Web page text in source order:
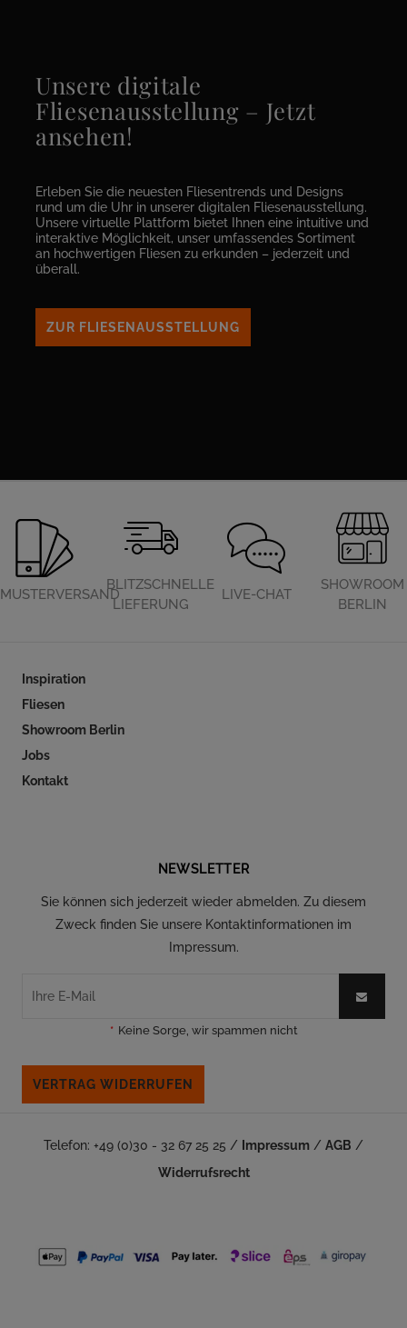
Unsere digitale
Fliesenausstellung – Jetzt
ansehen!
Erleben Sie die neuesten Fliesentrends und Designs
rund um die Uhr in unserer digitalen Fliesenausstellung.
Unsere virtuelle Plattform bietet Ihnen eine intuitive und
interaktive Möglichkeit, unser umfassendes Sortiment
an hochwertigen Fliesen zu erkunden – jederzeit und
überall.
ZUR FLIESENAUSSTELLUNG
MUSTERVERSAND
BLITZSCHNELLE
LIEFERUNG
LIVE-CHAT
SHOWROOM
BERLIN
Inspiration
Fliesen
Showroom Berlin
Jobs
Kontakt
NEWSLETTER
Sie können sich jederzeit wieder abmelden. Zu diesem
Zweck finden Sie unsere Kontaktinformationen im
Impressum.
* Keine Sorge, wir spammen nicht
VERTRAG WIDERRUFEN
Telefon: +49 (0)30 - 32 67 25 25 / Impressum / AGB /
Widerrufsrecht